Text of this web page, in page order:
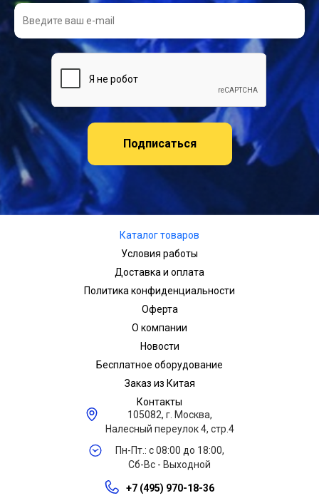
Подписаться
Каталог товаров
Условия работы
Доставка и оплата
Политика конфиденциальности
Оферта
О компании
Новости
Бесплатное оборудование
Заказ из Китая
Контакты
105082, г. Москва,
Налесный переулок 4, стр.4
Пн-Пт.: с 08:00 до 18:00,
Сб-Вс - Выходной
+7 (495) 970-18-36